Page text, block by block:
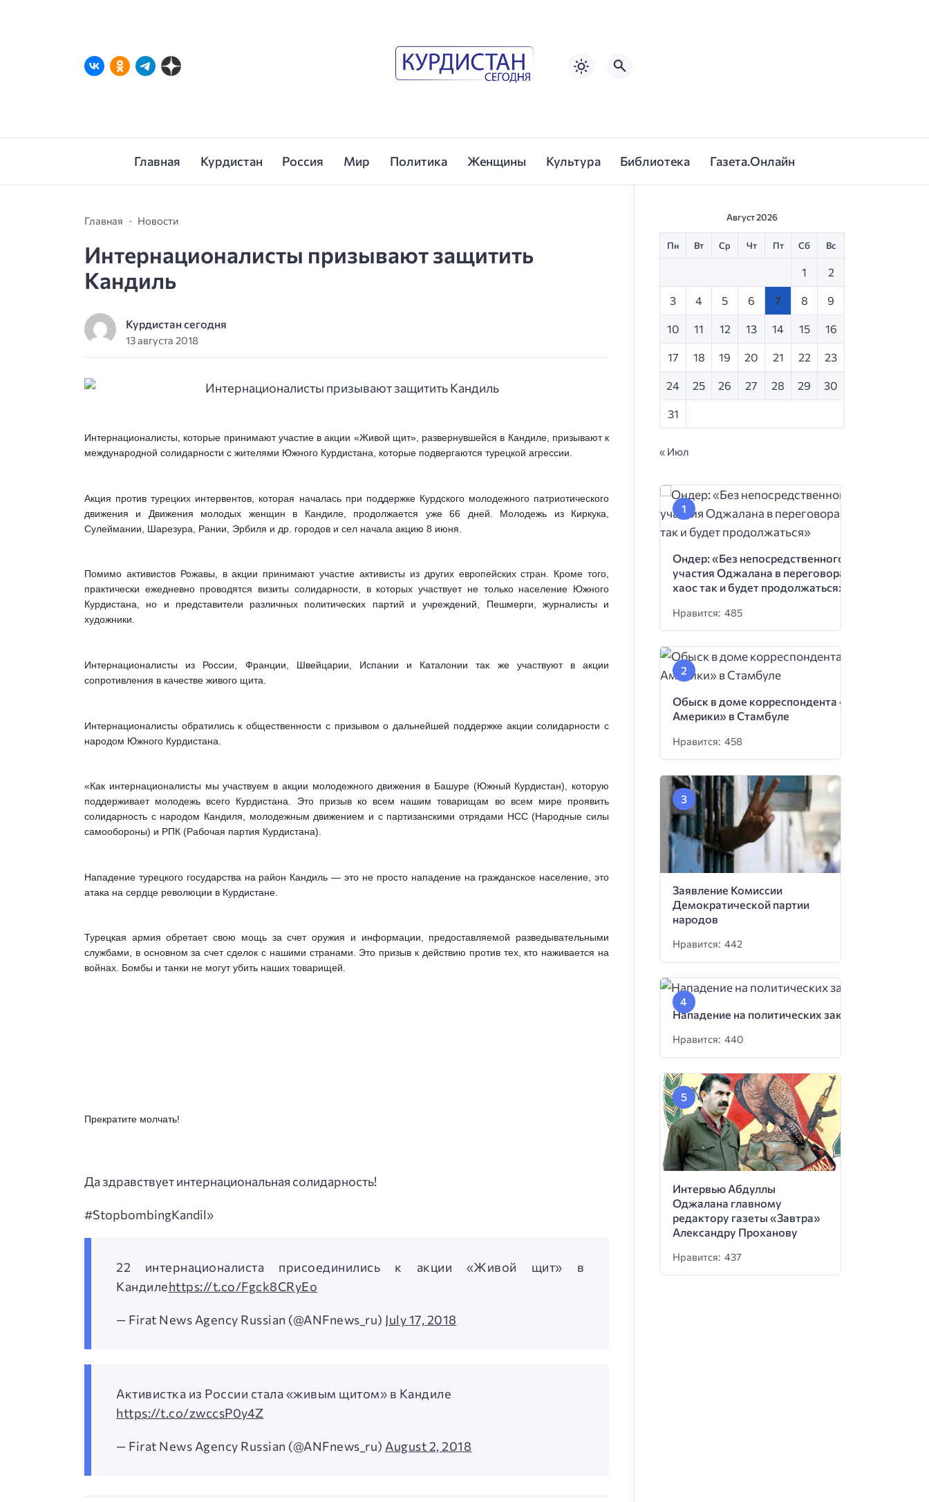
Главная Курдистан Россия Мир Политика Женщины Культура Библиотека Газета.Онлайн
Главная Новости
Интернационалисты призывают защитить
Кандиль
Курдистан сегодня
13 августа 2018
Интернационалисты, которые принимают участие в акции «Живой щит», развернувшейся в Кандиле, призывают к
международной солидарности с жителями Южного Курдистана, которые подвергаются турецкой агрессии.
Акция против турецких интервентов, которая началась при поддержке Курдского молодежного патриотического
движения и Движения молодых женщин в Кандиле, продолжается уже 66 дней. Молодежь из Киркука,
Сулеймании, Шарезура, Рании, Эрбиля и др. городов и сел начала акцию 8 июня.
Помимо активистов Рожавы, в акции принимают участие активисты из других европейских стран. Кроме того,
практически ежедневно проводятся визиты солидарности, в которых участвует не только население Южного
Курдистана, но и представители различных политических партий и учреждений, Пешмерги, журналисты и
художники.
Интернационалисты из России, Франции, Швейцарии, Испании и Каталонии так же участвуют в акции
сопротивления в качестве живого щита.
Интернационалисты обратились к общественности с призывом о дальнейшей поддержке акции солидарности с
народом Южного Курдистана.
«Как интернационалисты мы участвуем в акции молодежного движения в Башуре (Южный Курдистан), которую
поддерживает молодежь всего Курдистана. Это призыв ко всем нашим товарищам во всем мире проявить
солидарность с народом Кандиля, молодежным движением и с партизанскими отрядами НСС (Народные силы
самообороны) и РПК (Рабочая партия Курдистана).
Нападение турецкого государства на район Кандиль — это не просто нападение на гражданское население, это
атака на сердце революции в Курдистане.
Турецкая армия обретает свою мощь за счет оружия и информации, предоставляемой разведывательными
службами, в основном за счет сделок с нашими странами. Это призыв к действию против тех, кто наживается на
войнах. Бомбы и танки не могут убить наших товарищей.
Прекратите молчать!
Да здравствует интернациональная солидарность!
#StopbombingKandil»
22 интернационалиста присоединились к акции «Живой щит» в
Кандилеhttps://t.co/Fgck8CRyEo
— Firat News Agency Russian (@ANFnews_ru) July 17, 2018
Активистка из России стала «живым щитом» в Кандиле
https://t.co/zwccsP0y4Z
— Firat News Agency Russian (@ANFnews_ru) August 2, 2018
Август 2026
Пн Вт Ср Чт Пт Сб Вс
1 2
3 4 5 6 7 8 9
10 11 12 13 14 15 16
17 18 19 20 21 22 23
24 25 26 27 28 29 30
31
« Июл
Ондер: «Без непосредственного
участия Оджалана в переговорах
хаос так и будет продолжаться»
Нравится: 485
Обыск в доме корреспондента «Голоса
Америки» в Стамбуле
Нравится: 458
Заявление Комиссии
Демократической партии
народов
Нравится: 442
Нападение на политических заключенных
Нравится: 440
Интервью Абдуллы
Оджалана главному
редактору газеты «Завтра»
Александру Проханову
Нравится: 437